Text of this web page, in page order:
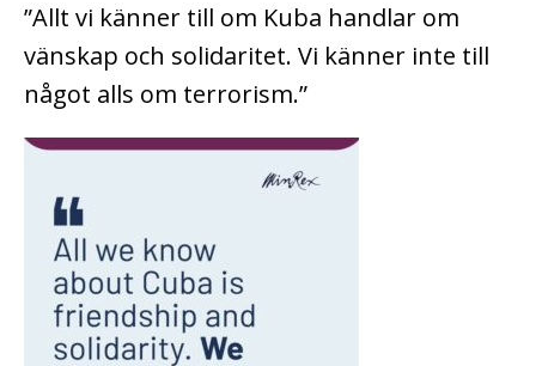
”Allt vi känner till om Kuba handlar om
vänskap och solidaritet. Vi känner inte till
något alls om terrorism.”